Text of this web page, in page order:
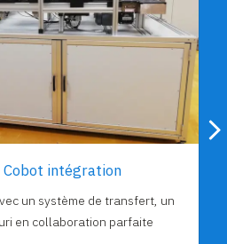
intégration
un système de transfert, un
en collaboration parfaite